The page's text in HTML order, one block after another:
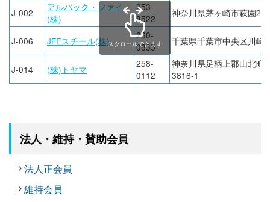
J-002
アルバック・ファイ
(株)
253-
8522
神奈川県茅ヶ崎市萩園
J-006 JFEスチール(株)
260-
0835
千葉県千葉市中央区川崎
J-014 (株)トヤマ
258-
0112
神奈川県足柄上郡山北町
3816-1
スクロールできます
法人・維持・賛助会員
法人正会員
維持会員